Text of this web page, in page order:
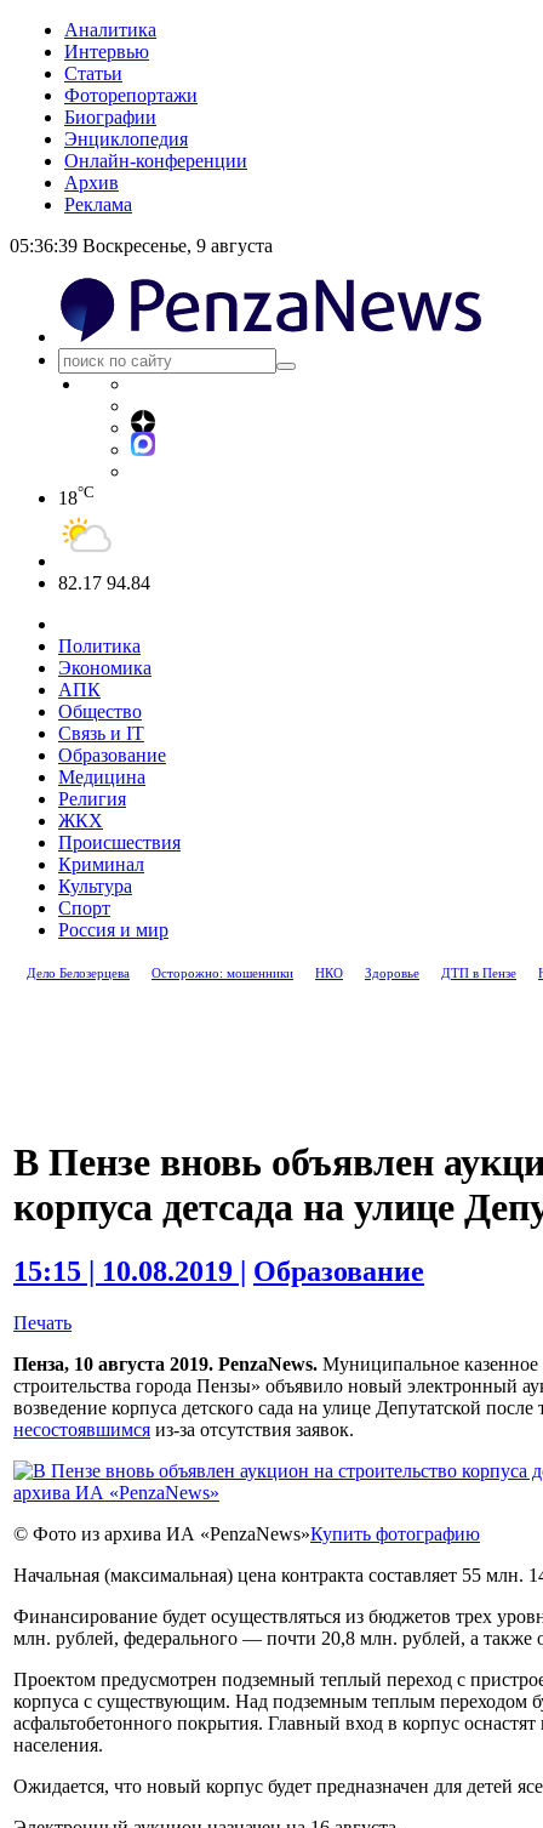
Аналитика
Интервью
Статьи
Фоторепортажи
Биографии
Энциклопедия
Онлайн-конференции
Архив
Реклама
05:36:40 Воскресенье, 9 августа
18°C
82.17 94.84
Политика
Экономика
АПК
Общество
Связь и IT
Образование
Медицина
Религия
ЖКХ
Происшествия
Криминал
Культура
Спорт
Россия и мир
Дело Белозерцева Осторожно: мошенники НКО Здоровье ДТП в Пензе
В Пензе вновь объявлен
корпуса детсада на улице
15:15 | 10.08.2019 | Образование
Печать
Пенза, 10 августа 2019. PenzaNews. Муниципальное казенное
строительства города Пензы» объявило новый электронный
возведение корпуса детского сада на улице Депутатской после
несостоявшимся из-за отсутствия заявок.
© Фото из архива ИА «PenzaNews»Купить фотографию
Начальная (максимальная) цена контракта составляет 55 млн.
Финансирование будет осуществляться из бюджетов трех
млн. рублей, федерального — почти 20,8 млн. рублей, а
Проектом предусмотрен подземный теплый переход с
корпуса с существующим. Над подземным теплым переходом
асфальтобетонного покрытия. Главный вход в корпус
населения.
Ожидается, что новый корпус будет предназначен для детей